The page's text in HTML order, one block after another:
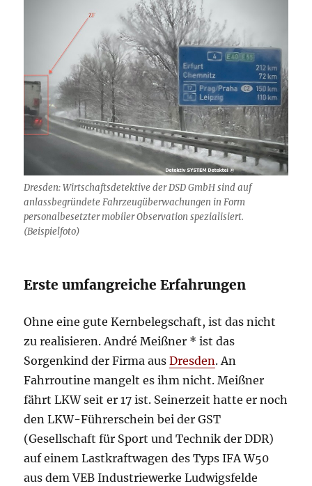
Dresden: Wirtschaftsdetektive der DSD GmbH sind auf
anlassbegründete Fahrzeugüberwachungen in Form
personalbesetzter mobiler Observation spezialisiert.
(Beispielfoto)
Erste umfangreiche Erfahrungen
Ohne eine gute Kernbelegschaft, ist das nicht
zu realisieren. André Meißner * ist das
Sorgenkind der Firma ausDresden. An
Fahrroutine mangelt es ihm nicht. Meißner
fährt LKW seit er 17 ist. Seinerzeit hatte er noch
den LKW-Führerschein bei der GST
(Gesellschaft für Sport und Technik der DDR)
auf einem Lastkraftwagen des Typs IFA W50
aus dem VEB Industriewerke Ludwigsfelde